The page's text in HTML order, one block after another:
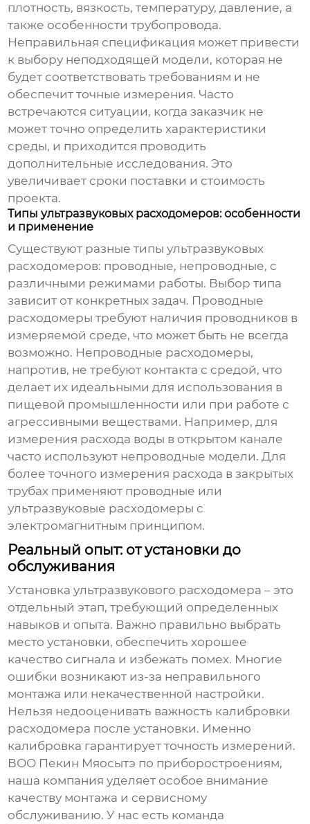
плотность, вязкость, температуру, давление, а
также особенности трубопровода.
Неправильная спецификация может привести
к выбору неподходящей модели, которая не
будет соответствовать требованиям и не
обеспечит точные измерения. Часто
встречаются ситуации, когда заказчик не
может точно определить характеристики
среды, и приходится проводить
дополнительные исследования. Это
увеличивает сроки поставки и стоимость
проекта.
Типы ультразвуковых расходомеров: особенности
и применение
Существуют разные типыультразвуковых
расходомеров: проводные, непроводные, с
различными режимами работы. Выбор типа
зависит от конкретных задач. Проводные
расходомеры требуют наличия проводников в
измеряемой среде, что может быть не всегда
возможно. Непроводные расходомеры,
напротив, не требуют контакта с средой, что
делает их идеальными для использования в
пищевой промышленности или при работе с
агрессивными веществами. Например, для
измерения расхода воды в открытом канале
часто используют непроводные модели. Для
более точного измерения расхода в закрытых
трубах применяют проводные или
ультразвуковые расходомеры с
электромагнитным принципом.
Реальный опыт: от установки до
обслуживания
Установкаультразвукового расходомера – это
отдельный этап, требующий определенных
навыков и опыта. Важно правильно выбрать
место установки, обеспечить хорошее
качество сигнала и избежать помех. Многие
ошибки возникают из-за неправильного
монтажа или некачественной настройки.
Нельзя недооценивать важность калибровки
расходомера после установки. Именно
калибровка гарантирует точность измерений.
ВОО Пекин Мяосытэ по приборостроениям,
наша компания уделяет особое внимание
качеству монтажа и сервисному
обслуживанию. У нас есть команда